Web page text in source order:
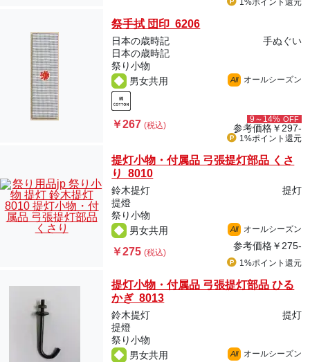
1%ポイント 還元
祭手拭 団印 6206
日本の歳時記
手ぬぐい
日本の歳時記
祭り小物
男女共用
All オールシーズン
￥267(税込)
9～14% OFF
参考価格￥297-
1%ポイント 還元
提灯小物・付属品 弓張提灯部品 くさ
り 8010
鈴木提灯
提灯
提燈
祭り小物
男女共用
All オールシーズン
￥275(税込)
参考価格￥275-
1%ポイント 還元
提灯小物・付属品 弓張提灯部品 ひる
かぎ 8013
鈴木提灯
提灯
提燈
祭り小物
男女共用
All オールシーズン